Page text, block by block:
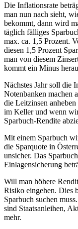
Die Inflationsrate
man nun nach sieht,
bekommt, dann wird
täglich fälliges
max. ca. 1,5 Prozent.
diesen 1,5 Prozent
man von diesem
kommt ein Minus
Nächstes Jahr soll die
Notenbanken machen
die Leitzinsen
im Keller und wenn
Sparbuch-Rendite
Mit einem Sparbuch
die Sparquote in
unsicher. Das
Einlagensicherung
Will man höhere
Risiko eingehen. Dies
Sparbuch suchen
sind Staatsanleihen,
mehr.